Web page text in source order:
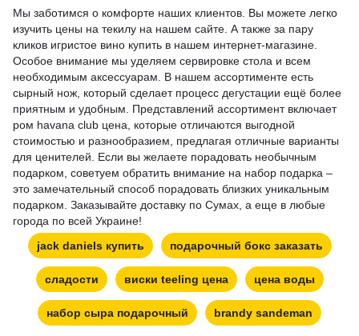
Мы заботимся о комфорте наших клиентов. Вы можете легко
изучить цены на текилу на нашем сайте. А также за пару
кликов игристое вино купить в нашем интернет-магазине.
Особое внимание мы уделяем сервировке стола и всем
необходимым аксессуарам. В нашем ассортименте есть
сырный нож, который сделает процесс дегустации ещё более
приятным и удобным. Представлений ассортимент включает
ром havana club цена, которые отличаются выгодной
стоимостью и разнообразием, предлагая отличные варианты
для ценителей. Если вы желаете порадовать необычным
подарком, советуем обратить внимание на набор подарка –
это замечательный способ порадовать близких уникальным
подарком. Заказывайте доставку по Сумах, а еще в любые
города по всей Украине!
jack daniels купить
подарочный бокс заказать
сладости виски teeling цена цена воды
набор сыра подарочный brandy sandeman